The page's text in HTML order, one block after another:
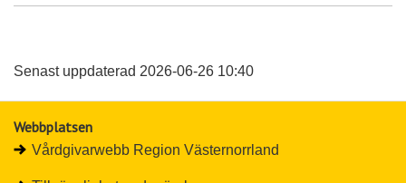
Senast uppdaterad 2026-06-26 10:40
Webbplatsen
Vårdgivarwebb Region Västernorrland